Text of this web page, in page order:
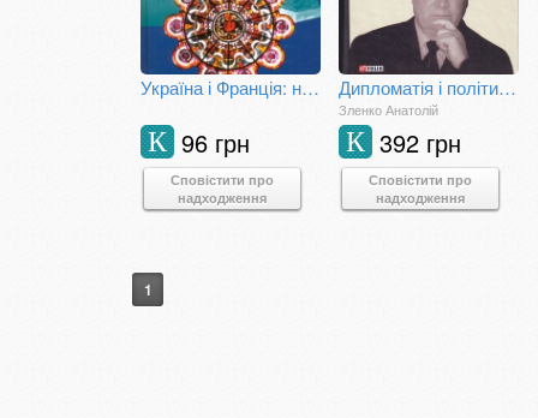
Україна і Франція: нариси багатовікової історії відносин
96 грн
К
Сповістити про
надходження
Дипломатія і політика. Україна в процесі динамічних геополітичних змін
Зленко Анатолій
392 грн
К
Сповістити про
надходження
1